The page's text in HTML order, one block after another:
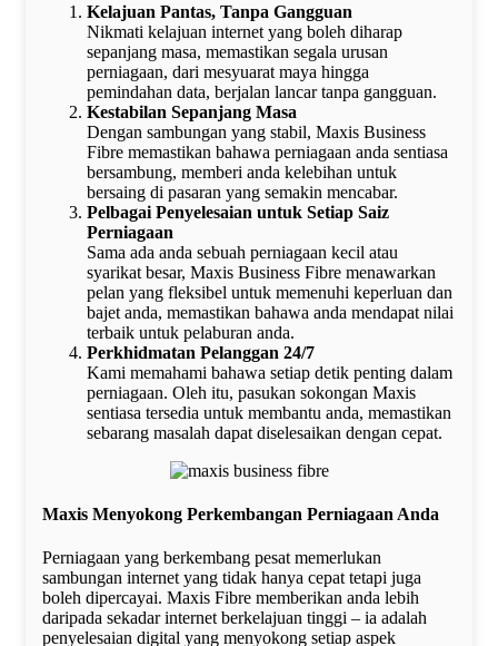
Kelajuan Pantas, Tanpa Gangguan
Nikmati kelajuan internet yang boleh diharap
sepanjang masa, memastikan segala urusan
perniagaan, dari mesyuarat maya hingga
pemindahan data, berjalan lancar tanpa gangguan.
Kestabilan Sepanjang Masa
Dengan sambungan yang stabil, Maxis Business
Fibre memastikan bahawa perniagaan anda sentiasa
bersambung, memberi anda kelebihan untuk
bersaing di pasaran yang semakin mencabar.
Pelbagai Penyelesaian untuk Setiap Saiz
Perniagaan
Sama ada anda sebuah perniagaan kecil atau
syarikat besar, Maxis Business Fibre menawarkan
pelan yang fleksibel untuk memenuhi keperluan dan
bajet anda, memastikan bahawa anda mendapat nilai
terbaik untuk pelaburan anda.
Perkhidmatan Pelanggan 24/7
Kami memahami bahawa setiap detik penting dalam
perniagaan. Oleh itu, pasukan sokongan Maxis
sentiasa tersedia untuk membantu anda, memastikan
sebarang masalah dapat diselesaikan dengan cepat.
Maxis Menyokong Perkembangan Perniagaan Anda
Perniagaan yang berkembang pesat memerlukan
sambungan internet yang tidak hanya cepat tetapi juga
boleh dipercayai. Maxis Fibre memberikan anda lebih
daripada sekadar internet berkelajuan tinggi – ia adalah
penyelesaian digital yang menyokong setiap aspek